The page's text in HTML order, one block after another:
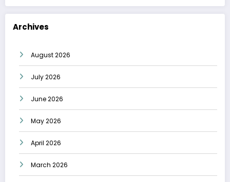
Archives
August 2026
July 2026
June 2026
May 2026
April 2026
March 2026